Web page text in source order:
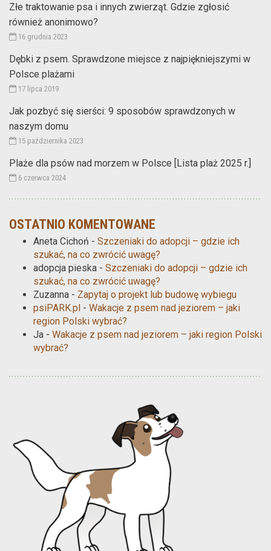
Złe traktowanie psa i innych zwierząt. Gdzie zgłosić
również anonimowo?
16 grudnia 2023
Dębki z psem. Sprawdzone miejsce z najpiękniejszymi w
Polsce plażami
17 lipca 2019
Jak pozbyć się sierści: 9 sposobów sprawdzonych w
naszym domu
15 października 2023
Plaże dla psów nad morzem w Polsce [Lista plaż 2025 r.]
6 czerwca 2024
OSTATNIO KOMENTOWANE
Aneta Cichoń - Szczeniaki do adopcji – gdzie ich
szukać, na co zwrócić uwagę?
adopcja pieska - Szczeniaki do adopcji – gdzie ich
szukać, na co zwrócić uwagę?
Zuzanna - Zapytaj o projekt lub budowę wybiegu
psiPARK.pl - Wakacje z psem nad jeziorem – jaki
region Polski wybrać?
Ja - Wakacje z psem nad jeziorem – jaki region Polski
wybrać?